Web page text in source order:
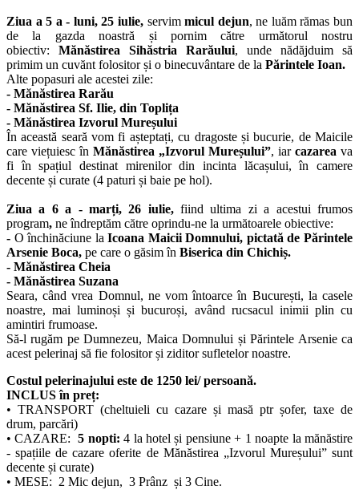
Ziua a 5 a - luni, 25 iulie, servimmicul dejun, ne luăm rămas bun
de la gazda noastră și pornim către următorul nostru
obiectiv: Mănăstirea Sihăstria Rarăului, unde nădăjduim să
primim un cuvănt folositor și o binecuvântare de la Părintele Ioan.
Alte popasuri ale acestei zile:
- Mănăstirea Rarău
- Mănăstirea Sf. Ilie, din Toplița
- Mănăstirea Izvorul Mureșului
În această seară vom fi așteptați, cu dragoste și bucurie, de Maicile
care viețuiesc în Mănăstirea „Izvorul Mureșului”, iar cazarea va
fi în spațiul destinat mirenilor din incinta lăcașului, în camere
decente și curate (4 paturi și baie pe hol).
Ziua a 6 a - marți, 26 iulie,fiind ultima zi a acestui frumos
program, ne îndreptăm către oprindu-ne la următoarele obiective:
- O închinăciune la Icoana Maicii Domnului, pictată de Părintele
Arsenie Boca, pe care o găsim în Biserica din Chichiș.
- Mănăstirea Cheia
- Mănăstirea Suzana
Seara, când vrea Domnul, ne vom întoarce în București, la casele
noastre, mai luminoși și bucuroși, având rucsacul inimii plin cu
amintiri frumoase.
Să-l rugăm pe Dumnezeu, Maica Domnului și Părintele Arsenie ca
acest pelerinaj să fie folositor și ziditor sufletelor noastre.
Costul pelerinajului este de 1250 lei/ persoană.
INCLUS în preț:
• TRANSPORT (cheltuieli cu cazare și masă ptr șofer, taxe de
drum, parcări)
• CAZARE:5 nopti:4 la hotel și pensiune + 1 noapte la mănăstire
- spațiile de cazare oferite de Mănăstirea „Izvorul Mureșului” sunt
decente și curate)
• MESE: 2 Mic dejun, 3 Prânz și 3 Cine.